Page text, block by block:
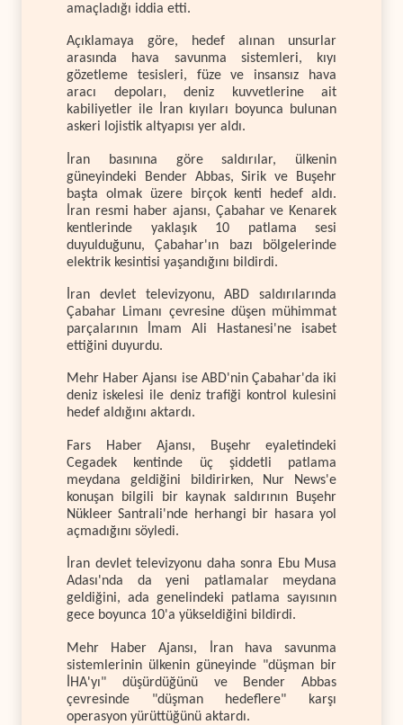
amaçladığı iddia etti.
Açıklamaya göre, hedef alınan unsurlar
arasında hava savunma sistemleri, kıyı
gözetleme tesisleri, füze ve insansız hava
aracı depoları, deniz kuvvetlerine ait
kabiliyetler ile İran kıyıları boyunca bulunan
askeri lojistik altyapısı yer aldı.
İran basınına göre saldırılar, ülkenin
güneyindeki Bender Abbas, Sirik ve Buşehr
başta olmak üzere birçok kenti hedef aldı.
İran resmi haber ajansı, Çabahar ve Kenarek
kentlerinde yaklaşık 10 patlama sesi
duyulduğunu, Çabahar'ın bazı bölgelerinde
elektrik kesintisi yaşandığını bildirdi.
İran devlet televizyonu, ABD saldırılarında
Çabahar Limanı çevresine düşen mühimmat
parçalarının İmam Ali Hastanesi'ne isabet
ettiğini duyurdu.
Mehr Haber Ajansı ise ABD'nin Çabahar'da iki
deniz iskelesi ile deniz trafiği kontrol kulesini
hedef aldığını aktardı.
Fars Haber Ajansı, Buşehr eyaletindeki
Cegadek kentinde üç şiddetli patlama
meydana geldiğini bildirirken, Nur News'e
konuşan bilgili bir kaynak saldırının Buşehr
Nükleer Santrali'nde herhangi bir hasara yol
açmadığını söyledi.
İran devlet televizyonu daha sonra Ebu Musa
Adası'nda da yeni patlamalar meydana
geldiğini, ada genelindeki patlama sayısının
gece boyunca 10'a yükseldiğini bildirdi.
Mehr Haber Ajansı, İran hava savunma
sistemlerinin ülkenin güneyinde "düşman bir
İHA'yı" düşürdüğünü ve Bender Abbas
çevresinde "düşman hedeflere" karşı
operasyon yürüttüğünü aktardı.